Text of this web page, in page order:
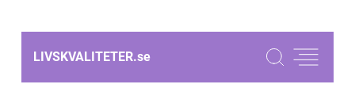
LIVSKVALITETER.se